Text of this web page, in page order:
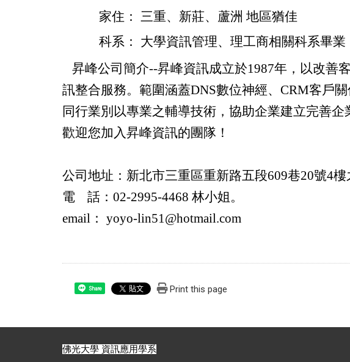
家住： 三重、新莊、蘆洲 地區猶佳
科系： 大學資訊管理、理工商相關科系畢業
昇峰公司簡介--昇峰資訊成立於1987年，以改善
訊整合服務。範圍涵蓋DNS數位神經、CRM客戶
同行業別以專業之輔導技術，協助企業建立完善企
歡迎您加入昇峰資訊的團隊！
公司地址：新北市三重區重新路五段609巷20號4樓
電 話：02-2995-4468 林小姐。
email ： yoyo-lin51@hotmail.com
Share Print this page
佛光大學 資訊應用學系